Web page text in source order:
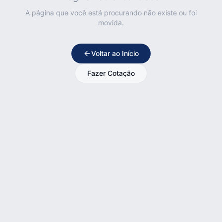
A página que você está procurando não existe ou foi
movida.
Voltar ao Início
Fazer Cotação